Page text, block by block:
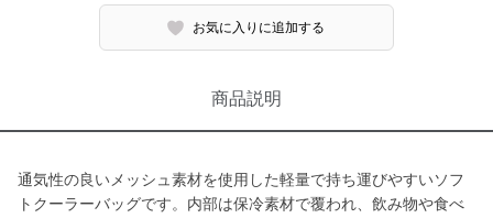
お気に入りに追加する
商品説明
通気性の良いメッシュ素材を使用した軽量で持ち運びやすいソフ
トクーラーバッグです。内部は保冷素材で覆われ、飲み物や食べ